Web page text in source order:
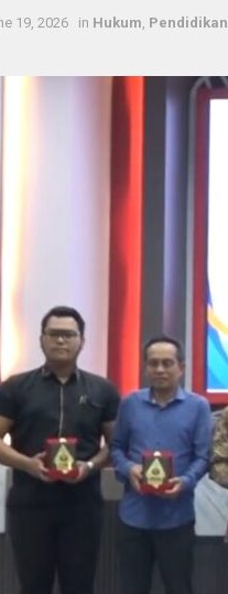
19, 2026 in Hukum, Pendidikan